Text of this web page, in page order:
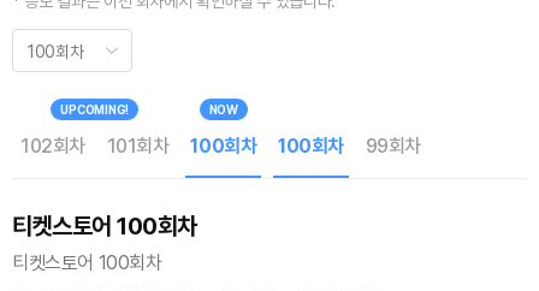
100회차
UPCOMING!
102회차 101회차
NOW
100회차 100회차 99회차
티켓스토어 100회차
티켓스토어 100회차